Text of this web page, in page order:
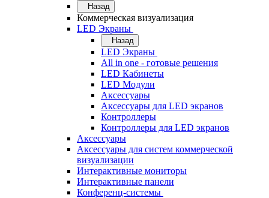
Назад
Коммерческая визуализация
LED Экраны
Назад
LED Экраны
All in one - готовые решения
LED Кабинеты
LED Модули
Аксессуары
Аксессуары для LED экранов
Контроллеры
Контроллеры для LED экранов
Аксессуары
Аксессуары для систем коммерческой
визуализации
Интерактивные мониторы
Интерактивные панели
Конференц-системы